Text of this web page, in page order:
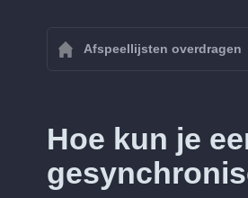
Afspeellijsten overdragen
Hoe kun je